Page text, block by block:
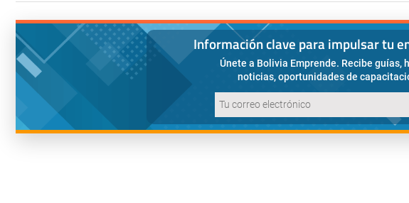
Información clave para impulsar tu
Únete a Bolivia Emprende. Recibe guías,
noticias, oportunidades de